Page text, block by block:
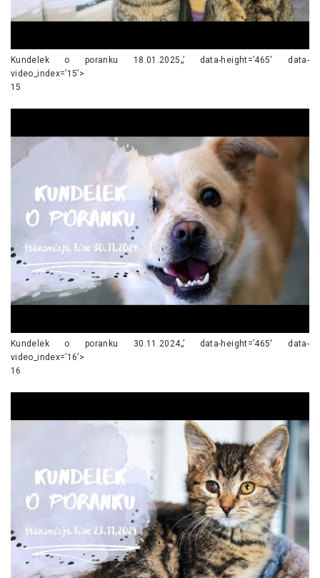
Kundelek o poranku 18.01.2025„’ data-height=’465′ data-
video_index=’15’>
15
Kundelek o poranku 30.11.2024„’ data-height=’465′ data-
video_index=’16’>
16